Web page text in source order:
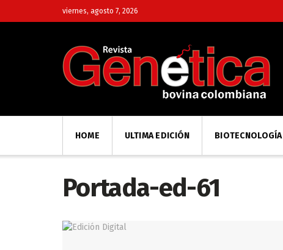
viernes, agosto 7, 2026
HOME ULTIMA EDICIÓN BIOTECNOLOGÍA
Portada-ed-61